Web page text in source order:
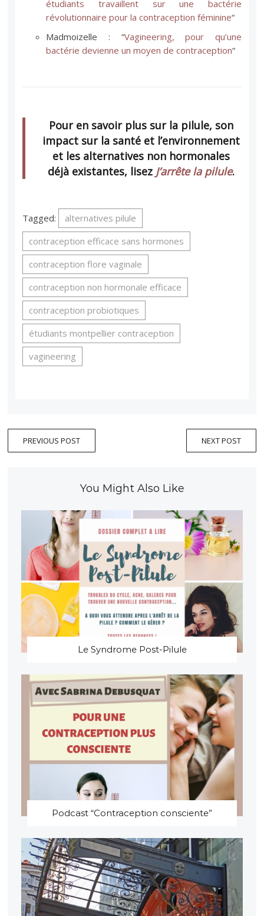
étudiants travaillent sur une bactérie
révolutionnaire pour la contraception féminine“
Madmoizelle : “Vagineering, pour qu’une
bactérie devienne un moyen de contraception“
Pour en savoir plus sur la pilule, son
impact sur la santé et l’environnement
et les alternatives non hormonales
déjà existantes, lisez J’arrête la pilule.
Tagged:
alternatives pilule
contraception efficace sans hormones
contraception flore vaginale
contraception non hormonale efficace
contraception probiotiques
étudiants montpellier contraception
vagineering
PREVIOUS POST NEXT POST
You Might Also Like
Le Syndrome Post-Pilule
Podcast “Contraception consciente”